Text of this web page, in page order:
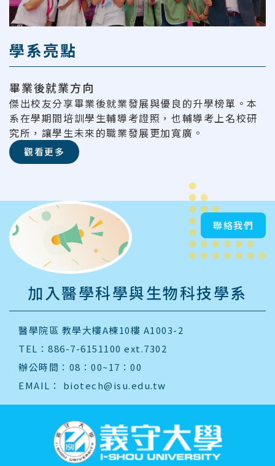
學系亮點
畢業後就業方向
傑出校友分享畢業後就業發展與優良的升學榜單。本
系在學期間培訓學生輔導考證照，也輔導考上名校研
究所，讓學生未來的職業發展更加寬廣。
觀看更多
加入醫學科學與生物科技學系
聯絡我們
醫學院區 教學大樓A棟10樓 A1003-2
TEL：886-7-6151100 ext.7302
辦公時間：08：00~17：00
EMAIL： biotech@isu.edu.tw